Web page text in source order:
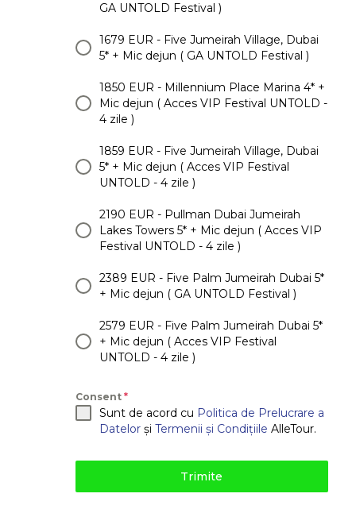
GA UNTOLD Festival )
1679 EUR - Five Jumeirah Village, Dubai
5* + Mic dejun ( GA UNTOLD Festival )
1850 EUR - Millennium Place Marina 4* +
Mic dejun ( Acces VIP Festival UNTOLD -
4 zile )
1859 EUR - Five Jumeirah Village, Dubai
5* + Mic dejun ( Acces VIP Festival
UNTOLD - 4 zile )
2190 EUR - Pullman Dubai Jumeirah
Lakes Towers 5* + Mic dejun ( Acces VIP
Festival UNTOLD - 4 zile )
2389 EUR - Five Palm Jumeirah Dubai 5*
+ Mic dejun ( GA UNTOLD Festival )
2579 EUR - Five Palm Jumeirah Dubai 5*
+ Mic dejun ( Acces VIP Festival
UNTOLD - 4 zile )
Consent *
Sunt de acord cu Politica de Prelucrare a
Datelorși Termenii și Condițiile AlleTour.
Trimite